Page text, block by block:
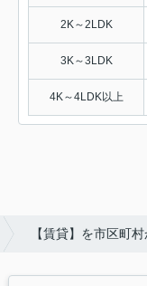
2K～2LDK
3K～3LDK
4K～4LDK以上
【賃貸】を市区町